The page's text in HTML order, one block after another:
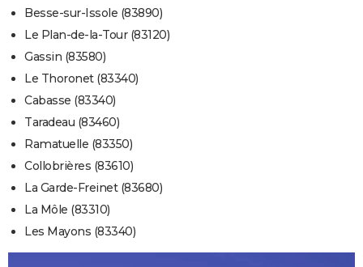
Besse-sur-Issole (83890)
Le Plan-de-la-Tour (83120)
Gassin (83580)
Le Thoronet (83340)
Cabasse (83340)
Taradeau (83460)
Ramatuelle (83350)
Collobrières (83610)
La Garde-Freinet (83680)
La Môle (83310)
Les Mayons (83340)